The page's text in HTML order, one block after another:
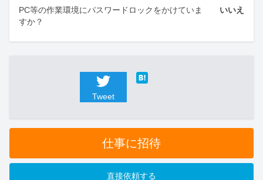
PC等の作業環境にパスワードロックをかけていま
すか？
いいえ
Tweet
仕事に招待
直接依頼する